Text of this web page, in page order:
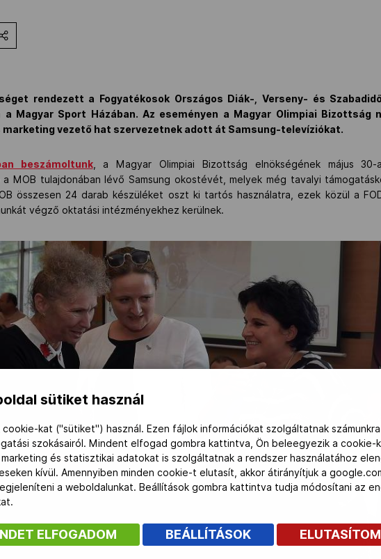
rendezett a Fogyatékosok Országos Diák-, Verseny- és
a Magyar Sport Házában. Az eseményen a Magyar Olimpiai Bizottság
marketing vezető hat szervezetnek adott át Samsung-televíziókat.
beszámoltunk, a Magyar Olimpiai Bizottság elnökségének május
MOB tulajdonában lévő Samsung okostévét, melyek még tavalyi
összesen 24 darab készüléket oszt ki tartós használatra, ezek közül a
végző oktatási intézményekhez kerülnek.
sütiket használ
cookie-kat ("sütiket") használ. Ezen fájlok információkat szolgáltatnak
szokásairól. Mindent elfogad gombra kattintva, Ön beleegyezik a cookie-k
marketing és statisztikai adatokat is szolgáltatnak a rendszer használatához
kívül. Amennyiben minden cookie-t elutasít, akkor átirányítjuk a
a weboldalunkat. Beállítások gombra kattintva tudja módosítani az
ELFOGADOM BEÁLLÍTÁSOK ELUTASÍTOM